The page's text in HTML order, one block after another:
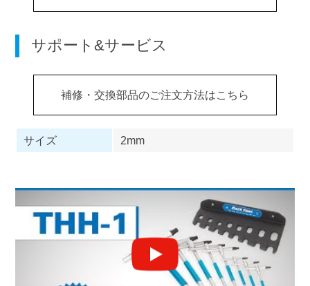
サポート&サービス
補修・交換部品のご注文方法はこちら
サイズ 2mm